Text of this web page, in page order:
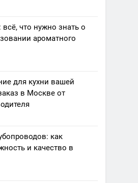
что нужно знать о
ароматного
для кухни вашей
в Москве от
как
и качество в